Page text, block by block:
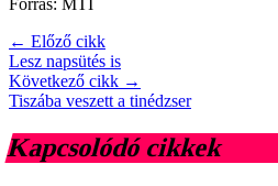
Forrás: MTI
← Előző cikk
Lesz napsütés is
Következő cikk →
Tiszába veszett a tinédzser
Kapcsolódó cikkek